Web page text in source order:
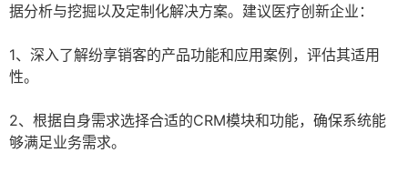
据分析与挖掘以及定制化解决方案。建议医疗创新企业：
1、深入了解纷享销客的产品功能和应用案例，评估其适用
性。
2、根据自身需求选择合适的CRM模块和功能，确保系统能
够满足业务需求。